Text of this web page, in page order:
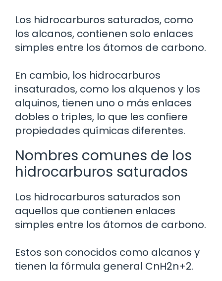
Los hidrocarburos saturados, como
los alcanos, contienen solo enlaces
simples entre los átomos de carbono.
En cambio, los hidrocarburos
insaturados, como los alquenos y los
alquinos, tienen uno o más enlaces
dobles o triples, lo que les confiere
propiedades químicas diferentes.
Nombres comunes de los
hidrocarburos saturados
Los hidrocarburos saturados son
aquellos que contienen enlaces
simples entre los átomos de carbono.
Estos son conocidos como alcanos y
tienen la fórmula general CnH2n+2.